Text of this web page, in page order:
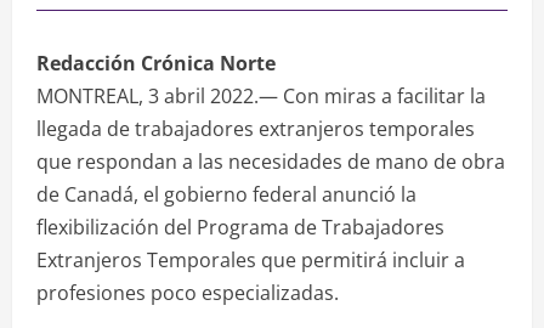
Redacción Crónica Norte
MONTREAL, 3 abril 2022.— Con miras a facilitar la
llegada de trabajadores extranjeros temporales
que respondan a las necesidades de mano de obra
de Canadá, el gobierno federal anunció la
flexibilización del Programa de Trabajadores
Extranjeros Temporales que permitirá incluir a
profesiones poco especializadas.